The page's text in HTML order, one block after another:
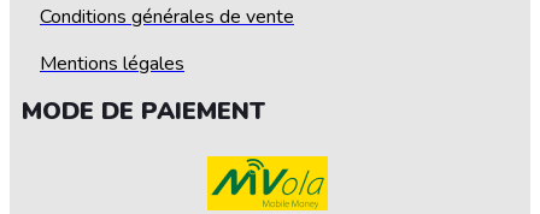
Conditions générales de vente
Mentions légales
MODE DE PAIEMENT